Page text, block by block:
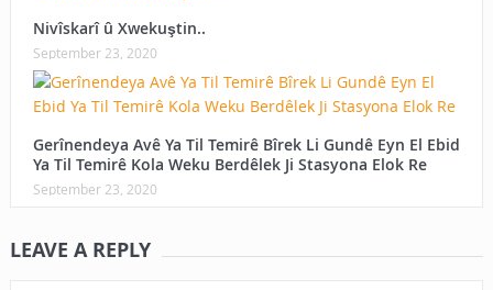
Nivîskarî û Xwekuştin..
September 23, 2020
Gerînendeya Avê Ya Til Temirê Bîrek Li Gundê Eyn El Ebid
Ya Til Temirê Kola Weku Berdêlek Ji Stasyona Elok Re
September 23, 2020
LEAVE A REPLY